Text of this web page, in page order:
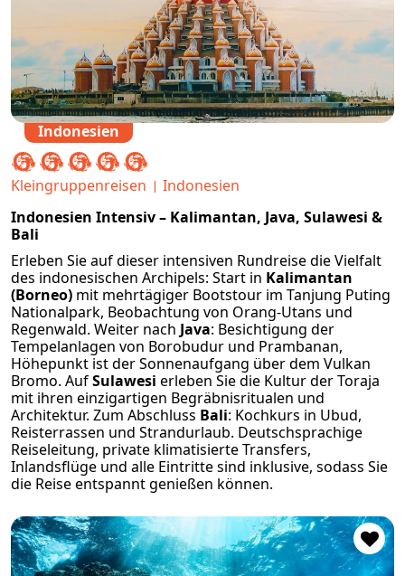
Indonesien
Kleingruppenreisen
Indonesien
Indonesien Intensiv – Kalimantan, Java, Sulawesi &
Bali
Erleben Sie auf dieser intensiven Rundreise die Vielfalt
des indonesischen Archipels: Start in Kalimantan
(Borneo) mit mehrtägiger Bootstour im Tanjung Puting
Nationalpark, Beobachtung von Orang-Utans und
Regenwald. Weiter nach Java: Besichtigung der
Tempelanlagen von Borobudur und Prambanan,
Höhepunkt ist der Sonnenaufgang über dem Vulkan
Bromo. AufSulawesi erleben Sie die Kultur der Toraja
mit ihren einzigartigen Begräbnisritualen und
Architektur. Zum Abschluss Bali: Kochkurs in Ubud,
Reisterrassen und Strandurlaub. Deutschsprachige
Reiseleitung, private klimatisierte Transfers,
Inlandsflüge und alle Eintritte sind inklusive, sodass Sie
die Reise entspannt genießen können.